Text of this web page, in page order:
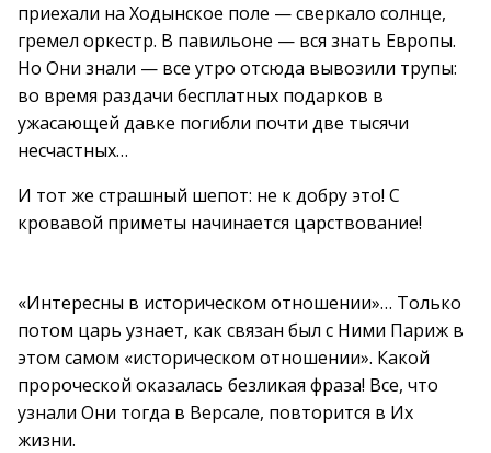
приехали на Ходынское поле — сверкало солнце,
гремел оркестр. В павильоне — вся знать Европы.
Но Они знали — все утро отсюда вывозили трупы:
во время раздачи бесплатных подарков в
ужасающей давке погибли почти две тысячи
несчастных…
И тот же страшный шепот: не к добру это! С
кровавой приметы начинается царствование!
«Интересны в историческом отношении»… Только
потом царь узнает, как связан был с Ними Париж в
этом самом «историческом отношении». Какой
пророческой оказалась безликая фраза! Все, что
узнали Они тогда в Версале, повторится в Их
жизни.